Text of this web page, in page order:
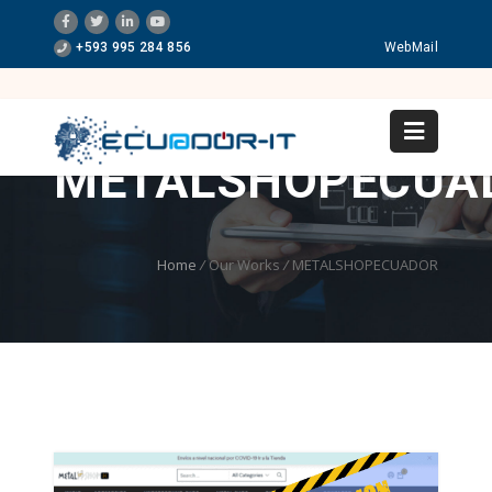
+593 995 284 856 WebMail
Home /Our Works/ METALSHOPECUADOR